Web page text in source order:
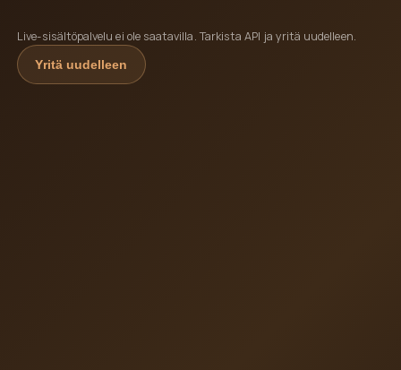
Live-sisältöpalvelu ei ole saatavilla. Tarkista API ja yritä uudelleen.
Yritä uudelleen